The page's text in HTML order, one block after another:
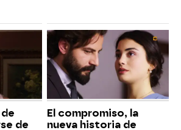
de
El compromiso, la
nueva historia de